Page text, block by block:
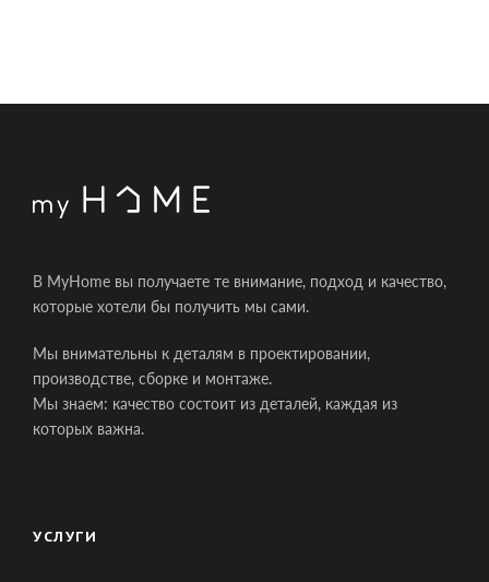
В MyHome вы получаете те внимание, подход и качество,
которые хотели бы получить мы сами.
Мы внимательны к деталям в проектировании,
производстве, сборке и монтаже.
Мы знаем: качество состоит из деталей, каждая из
которых важна.
УСЛУГИ